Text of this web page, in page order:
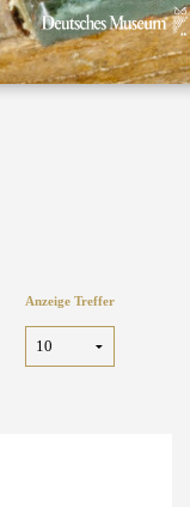
Anzeige Treffer